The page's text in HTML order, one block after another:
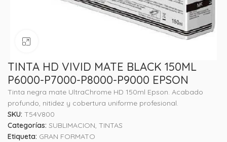
TINTA HD VIVID MATE BLACK 150ML
P6000-P7000-P8000-P9000 EPSON
Tinta negra mate UltraChrome HD 150ml Epson. Acabado
profundo, nitidez y cobertura uniforme profesional.
SKU: T54V800
Categorías: SUBLIMACION, TINTAS
Etiqueta: GRAN FORMATO